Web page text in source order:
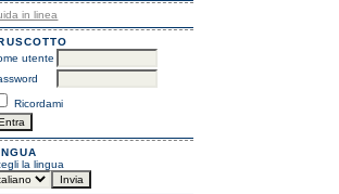
in linea
utente
Ricordami
la lingua